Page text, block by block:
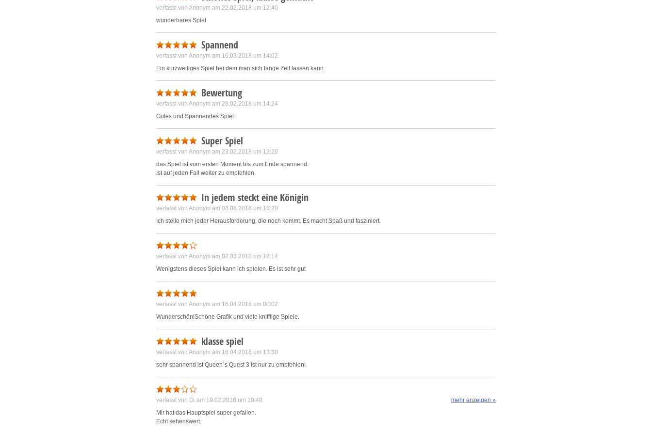
verfasst von Anonym am 22.02.2018 um 12:40
wunderbares Spiel
Spannend
verfasst von Anonym am 16.03.2018 um 14:02
Ein kurzweiliges Spiel bei dem man sich lange Zeit lassen kann.
Bewertung
verfasst von Anonym am 28.02.2018 um 14:24
Gutes und Spannendes Spiel
Super Spiel
verfasst von Anonym am 23.02.2018 um 13:20
das Spiel ist vom ersten Moment bis zum Ende spannend.
Ist auf jeden Fall weiter zu empfehlen.
In jedem steckt eine Königin
verfasst von Anonym am 03.08.2018 um 16:20
Ich stelle mich jeder Herausforderung, die noch kommt. Es macht Spaß und fasziniert.
verfasst von Anonym am 02.03.2018 um 18:14
Wenigstens dieses Spiel kann ich spielen. Es ist sehr gut
verfasst von Anonym am 16.04.2018 um 00:02
Wunderschön!Schöne Grafik und viele knifflige Spiele.
klasse spiel
verfasst von Anonym am 16.04.2018 um 13:30
sehr spannend ist Queen`s Quest 3 ist nur zu empfehlen!
verfasst von O. am 19.02.2018 um 19:40
Mir hat das Hauptspiel super gefallen.
Echt sehenswert.
mehr anzeigen »